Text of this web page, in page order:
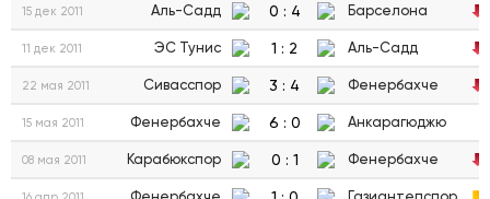
15 дек 2011 Аль-Садд 0 : 4 Барселона
11 дек 2011 ЭС Тунис 1 : 2 Аль-Садд
22 мая 2011 Сивасспор 3 : 4 Фенербахче
15 мая 2011 Фенербахче 6 : 0 Анкарагюджю
08 мая 2011 Карабюкспор 0 : 1 Фенербахче